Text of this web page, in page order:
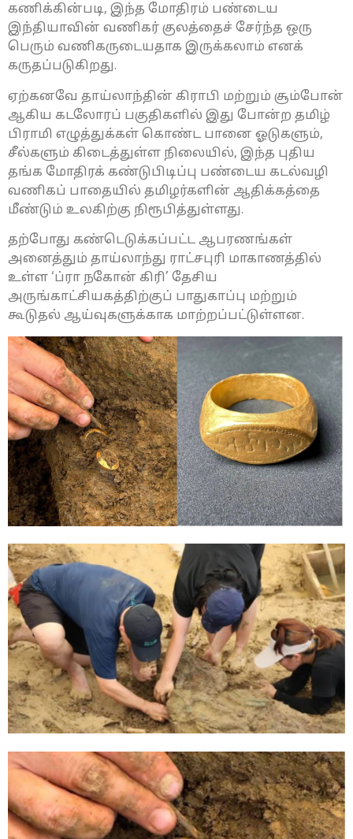
கணிக்கின்படி, இந்த மோதிரம் பண்டைய
இந்தியாவின் வணிகர் குலத்தைச் சேர்ந்த ஒரு
பெரும் வணிகருடையதாக இருக்கலாம் எனக்
கருதப்படுகிறது.
ஏற்கனவே தாய்லாந்தின் கிராபி மற்றும் சூம்போன்
ஆகிய கடலோரப் பகுதிகளில் இது போன்ற தமிழ்
பிராமி எழுத்துக்கள் கொண்ட பானை ஓடுகளும்,
சீல்களும் கிடைத்துள்ள நிலையில், இந்த புதிய
தங்க மோதிரக் கண்டுபிடிப்பு பண்டைய கடல்வழி
வணிகப் பாதையில் தமிழர்களின் ஆதிக்கத்தை
மீண்டும் உலகிற்கு நிரூபித்துள்ளது.
தற்போது கண்டெடுக்கப்பட்ட ஆபரணங்கள்
அனைத்தும் தாய்லாந்து ராட்சபுரி மாகாணத்தில்
உள்ள ‘ப்ரா நகோன் கிரி’ தேசிய
அருங்காட்சியகத்திற்குப் பாதுகாப்பு மற்றும்
கூடுதல் ஆய்வுகளுக்காக மாற்றப்பட்டுள்ளன.